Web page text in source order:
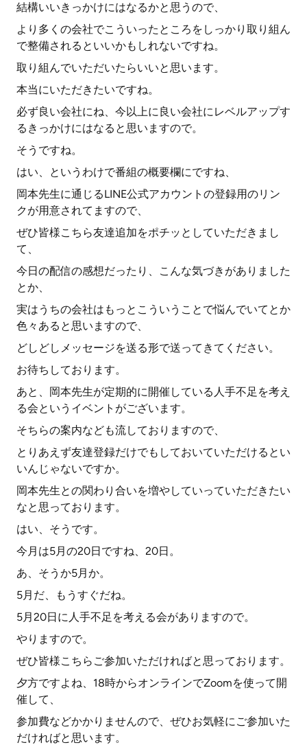
結構いいきっかけにはなるかと思うので、
より多くの会社でこういったところをしっかり取り組ん
で整備されるといいかもしれないですね。
取り組んでいただいたらいいと思います。
本当にいただきたいですね。
必ず良い会社にね、今以上に良い会社にレベルアップす
るきっかけにはなると思いますので。
そうですね。
はい、というわけで番組の概要欄にですね、
岡本先生に通じるLINE公式アカウントの登録用のリン
クが用意されてますので、
ぜひ皆様こちら友達追加をポチッとしていただきまし
て、
今日の配信の感想だったり、こんな気づきがありました
とか、
実はうちの会社はもっとこういうことで悩んでいてとか
色々あると思いますので、
どしどしメッセージを送る形で送ってきてください。
お待ちしております。
あと、岡本先生が定期的に開催している人手不足を考え
る会というイベントがございます。
そちらの案内なども流しておりますので、
とりあえず友達登録だけでもしておいていただけるとい
いんじゃないですか。
岡本先生との関わり合いを増やしていっていただきたい
なと思っております。
はい、そうです。
今月は5月の20日ですね、20日。
あ、そうか5月か。
5月だ、もうすぐだね。
5月20日に人手不足を考える会がありますので。
やりますので。
ぜひ皆様こちらご参加いただければと思っております。
夕方ですよね、18時からオンラインでZoomを使って開
催して、
参加費などかかりませんので、ぜひお気軽にご参加いた
だければと思います。